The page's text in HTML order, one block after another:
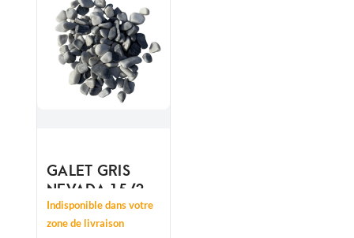
GALET GRIS
NEVADA 15/25
- REMPLACE
12/20MM
Indisponible dans votre
zone de livraison